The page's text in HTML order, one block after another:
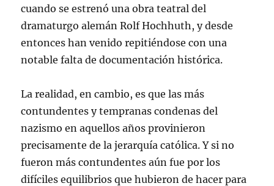
cuando se estrenó una obra teatral del
dramaturgo alemán Rolf Hochhuth, y desde
entonces han venido repitiéndose con una
notable falta de documentación histórica.
La realidad, en cambio, es que las más
contundentes y tempranas condenas del
nazismo en aquellos años provinieron
precisamente de la jerarquía católica. Y si no
fueron más contundentes aún fue por los
difíciles equilibrios que hubieron de hacer para